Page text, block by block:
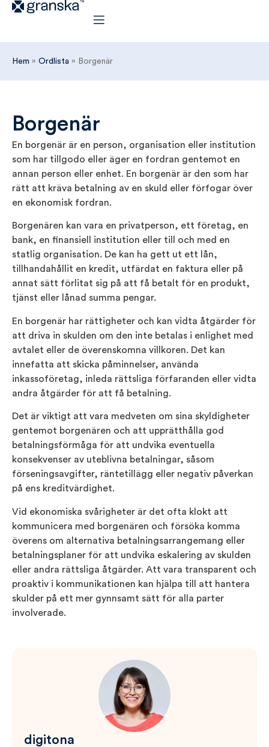
Hem » Ordlista » Borgenär
Borgenär
En borgenär är en person, organisation eller institution
som har tillgodo eller äger en fordran gentemot en
annan person eller enhet. En borgenär är den som har
rätt att kräva betalning av en skuld eller förfogar över
en ekonomisk fordran.
Borgenären kan vara en privatperson, ett företag, en
bank, en finansiell institution eller till och med en
statlig organisation. De kan ha gett ut ett lån,
tillhandahållit en kredit, utfärdat en faktura eller på
annat sätt förlitat sig på att få betalt för en produkt,
tjänst eller lånad summa pengar.
En borgenär har rättigheter och kan vidta åtgärder för
att driva in skulden om den inte betalas i enlighet med
avtalet eller de överenskomna villkoren. Det kan
innefatta att skicka påminnelser, använda
inkassoföretag, inleda rättsliga förfaranden eller vidta
andra åtgärder för att få betalning.
Det är viktigt att vara medveten om sina skyldigheter
gentemot borgenären och att upprätthålla god
betalningsförmåga för att undvika eventuella
konsekvenser av uteblivna betalningar, såsom
förseningsavgifter, räntetillägg eller negativ påverkan
på ens kreditvärdighet.
Vid ekonomiska svårigheter är det ofta klokt att
kommunicera med borgenären och försöka komma
överens om alternativa betalningsarrangemang eller
betalningsplaner för att undvika eskalering av skulden
eller andra rättsliga åtgärder. Att vara transparent och
proaktiv i kommunikationen kan hjälpa till att hantera
skulder på ett mer gynnsamt sätt för alla parter
involverade.
digitona